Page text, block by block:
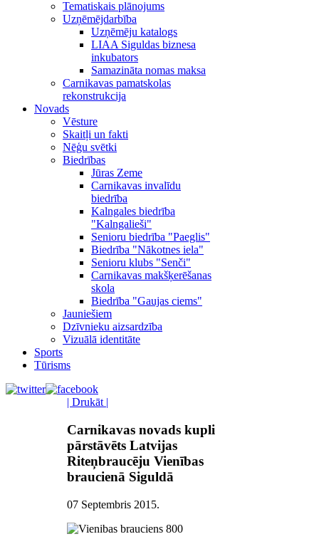
Tematiskais plānojums
Uzņēmējdarbība
Uzņēmēju katalogs
LIAA Siguldas biznesa
inkubators
Samazināta nomas maksa
Carnikavas pamatskolas
rekonstrukcija
Novads
Vēsture
Skaitļi un fakti
Nēģu svētki
Biedrības
Jūras Zeme
Carnikavas invalīdu
biedrība
Kalngales biedrība
"Kalngalieši"
Senioru biedrība "Paeglis"
Biedrība "Nākotnes iela"
Senioru klubs "Senči"
Carnikavas makšķerēšanas
skola
Biedrība "Gaujas ciems"
Jauniešiem
Dzīvnieku aizsardzība
Vizuālā identitāte
Sports
Tūrisms
| Drukāt |
Carnikavas novads kupli
pārstāvēts Latvijas
Riteņbraucēju Vienības
braucienā Siguldā
07 Septembris 2015.